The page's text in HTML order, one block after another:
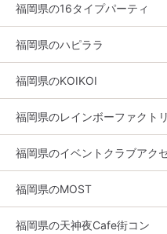
福岡県の16タイプパーティ
福岡県のハピララ
福岡県のKOIKOI
福岡県のレインボーファクト
福岡県のイベントクラブアク
福岡県のMOST
福岡県の天神夜Cafe街コン